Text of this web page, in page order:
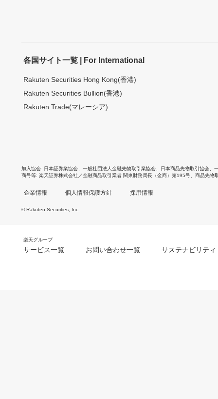
各国サイト一覧 | For International
Rakuten Securities Hong Kong(香港)
Rakuten Securities Bullion(香港)
Rakuten Trade(マレーシア)
加入協会 日本証券業協会 一般社団法人金融先物取引業協会 日本商品先物取引協会
商号等 楽天証券株式会社／金融商品取引業者 関東財務局長（金商）第195号、商品先物
企業情報 個人情報保護方針 採用情報
© Rakuten Securities, Inc.
楽天グループ
サービス一覧 お問い合わせ一覧 サステナビリティ